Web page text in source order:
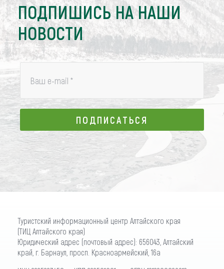
ПОДПИШИСЬ НА НАШИ
НОВОСТИ
Ваш e-mail *
ПОДПИСАТЬСЯ
ПОДПИСАТЬСЯ
Туристский информационный центр Алтайского края
(ТИЦ Алтайского края)
Юридический адрес (почтовый адрес): 656043, Алтайский
край, г. Барнаул, просп. Красноармейский, 16а